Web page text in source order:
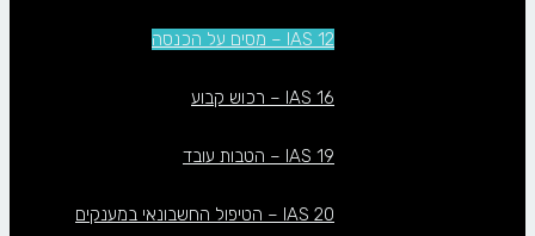
IAS 12 – מסים על הכנסה
IAS 16 – רכוש קבוע
IAS 19 – הטבות עובד
IAS 20 – הטיפול החשבונאי במענקים